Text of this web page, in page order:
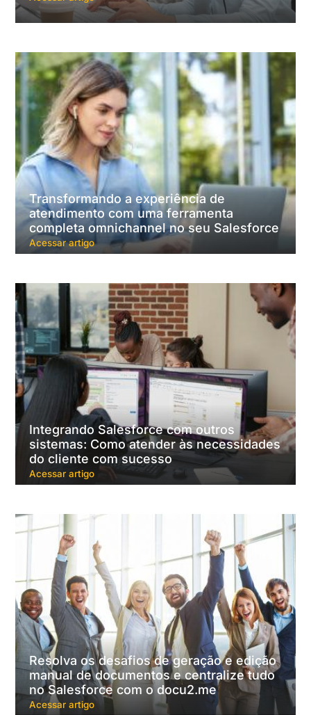
Transformando a experiência de
atendimento com uma ferramenta
completa omnichannel no seu Salesforce
Acessar artigo
Integrando Salesforce com outros
sistemas: Como atender às necessidades
do cliente com sucesso
Acessar artigo
Resolva os desafios de geração e edição
manual de documentos e centralize tudo
no Salesforce com o docu2.me
Acessar artigo